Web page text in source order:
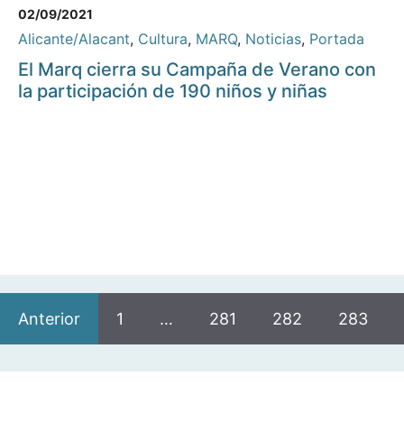
02/09/2021
Alicante/Alacant, Cultura, MARQ, Noticias, Portada
El Marq cierra su Campaña de Verano con
la participación de 190 niños y niñas
Anterior 1 … 281 282 283